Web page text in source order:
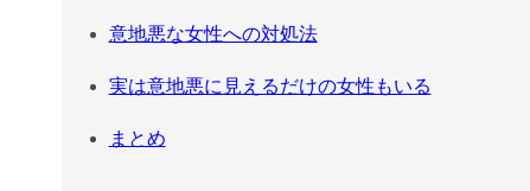
意地悪な女性への対処法
実は意地悪に見えるだけの女性もいる
まとめ